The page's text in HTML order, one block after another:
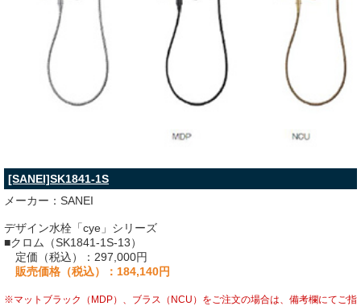
[SANEI]SK1841-1S
メーカー：SANEI
デザイン水栓「cye」シリーズ
■クロム（SK1841-1S-13）
定価（税込）：297,000円
販売価格（税込）：184,140円
※マットブラック（MDP）、ブラス（NCU）をご注文の場合は、備考欄にてご指